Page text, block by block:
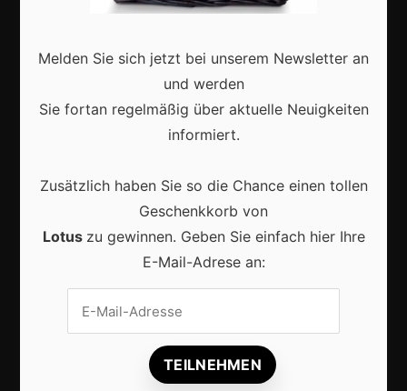
Karneval in Deutschland: Traditionen, Kostüme und
Gemeinschaft auf einzigartige Weise entdecken
Melden Sie sich jetzt bei unserem Newsletter an
und werden
Sie fortan regelmäßig über aktuelle Neuigkeiten
informiert.
Zusätzlich haben Sie so die Chance einen tollen
Geschenkkorb von
Lotus zu gewinnen. Geben Sie einfach hier Ihre
E-Mail-Adrese an: